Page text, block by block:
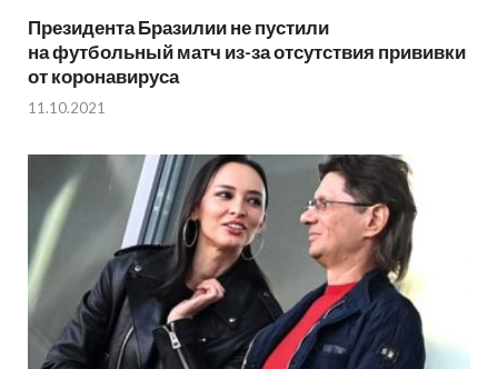
Президента Бразилии не пустили
на футбольный матч из-за отсутствия прививки
от коронавируса
11.10.2021